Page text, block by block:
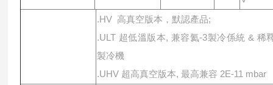
.HV ⾼真空版本，默認產品;
.ULT 超低溫版本, 兼容氦-3製冷係統 & 稀
製冷機
.UHV 超⾼真空版本, 最⾼兼容 2E-11 mbar